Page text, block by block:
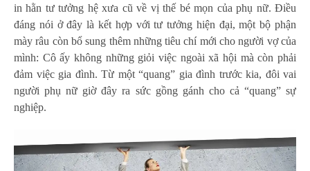
in hằn tư tưởng hệ xưa cũ về vị thế bé mọn của phụ nữ. Điều
đáng nói ở đây là kết hợp với tư tưởng hiện đại, một bộ phận
mày râu còn bổ sung thêm những tiêu chí mới cho người vợ của
mình: Cô ấy không những giỏi việc ngoài xã hội mà còn phải
đảm việc gia đình. Từ một “quang” gia đình trước kia, đôi vai
người phụ nữ giờ đây ra sức gồng gánh cho cả “quang” sự
nghiệp.